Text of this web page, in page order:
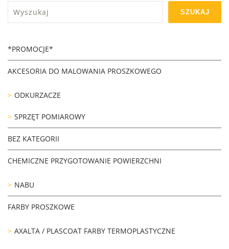
SZUKAJ
*PROMOCJE*
AKCESORIA DO MALOWANIA PROSZKOWEGO
ODKURZACZE
SPRZĘT POMIAROWY
BEZ KATEGORII
CHEMICZNE PRZYGOTOWANIE POWIERZCHNI
NABU
FARBY PROSZKOWE
AXALTA / PLASCOAT FARBY TERMOPLASTYCZNE